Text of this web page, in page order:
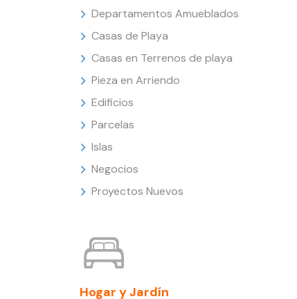
Departamentos Amueblados
Casas de Playa
Casas en Terrenos de playa
Pieza en Arriendo
Edificios
Parcelas
Islas
Negocios
Proyectos Nuevos
Hogar y Jardín